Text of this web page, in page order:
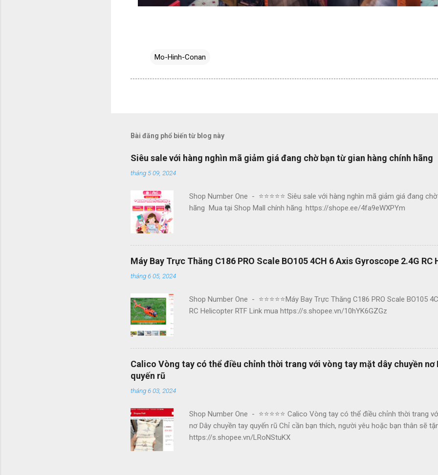
Mo-Hinh-Conan
Bài đăng phổ biến từ blog này
Siêu sale với hàng nghìn mã giảm giá đang chờ bạn từ gian hàng chính hãng
tháng 5 09, 2024
Shop Number One - ⭐⭐⭐⭐⭐ Siêu sale với hàng nghìn mã giảm giá đang
hãng Mua tại Shop Mall chính hãng. https://shope.ee/4fa9eWXPYm
Máy Bay Trực Thăng C186 PRO Scale BO105 4CH 6 Axis Gyroscope 2.4G RC
tháng 6 05, 2024
Shop Number One - ⭐⭐⭐⭐⭐Máy Bay Trực Thăng C186 PRO Scale BO105
RC Helicopter RTF Link mua https://s.shopee.vn/10hYK6GZGz
Calico Vòng tay có thể điều chỉnh thời trang với vòng tay mặt dây chuyền nơ
quyến rũ
tháng 6 03, 2024
Shop Number One - ⭐⭐⭐⭐⭐ Calico Vòng tay có thể điều chỉnh thời trang
nơ Dây chuyền tay quyến rũ Chỉ cần bạn thích, người yêu hoặc bạn thân sẽ
https://s.shopee.vn/LRoNStuKX